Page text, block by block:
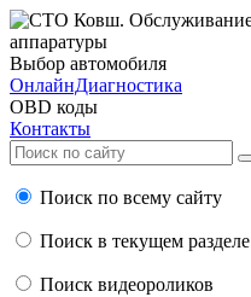
Выбор автомобиля
ОнлайнДиагностика
OBD коды
Контакты
Поиск по всему сайту
Поиск в текущем разделе
Поиск видеороликов